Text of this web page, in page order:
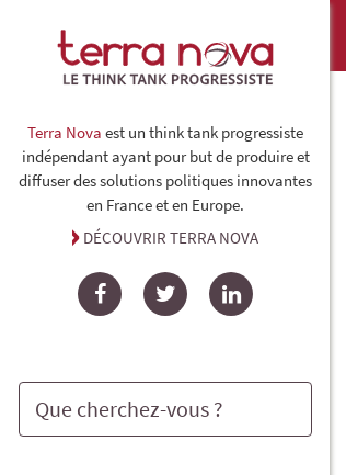
Terra Nova est un think tank progressiste
indépendant ayant pour but de produire et
diffuser des solutions politiques innovantes
en France et en Europe.
DÉCOUVRIR TERRA NOVA
FacebookTwitterLinkedIn